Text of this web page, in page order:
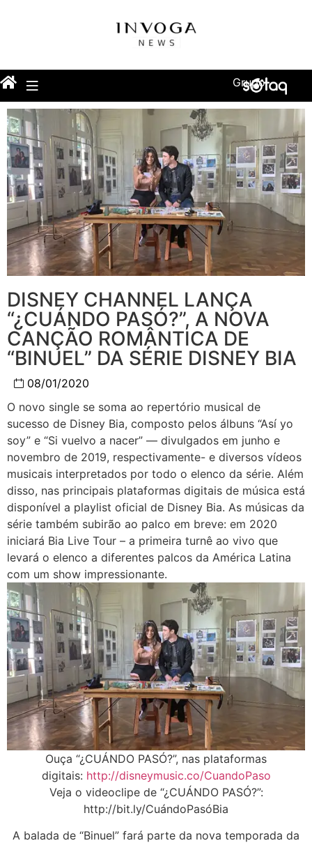
Grupo
DISNEY CHANNEL LANÇA
“¿CUÁNDO PASÓ?”, A NOVA
CANÇÃO ROMÂNTICA DE
“BINUEL” DA SÉRIE DISNEY BIA
08/01/2020
O novo single se soma ao repertório musical de
sucesso de Disney Bia, composto pelos álbuns “Así yo
soy” e “Si vuelvo a nacer” — divulgados em junho e
novembro de 2019, respectivamente- e diversos vídeos
musicais interpretados por todo o elenco da série. Além
disso, nas principais plataformas digitais de música está
disponível a playlist oficial de Disney Bia. As músicas da
série também subirão ao palco em breve: em 2020
iniciará Bia Live Tour – a primeira turnê ao vivo que
levará o elenco a diferentes palcos da América Latina
com um show impressionante.
Ouça “¿CUÁNDO PASÓ?”, nas plataformas
digitais: http://disneymusic.co/CuandoPaso
Veja o videoclipe de “¿CUÁNDO PASÓ?”:
http://bit.ly/CuándoPasóBia
A balada de “Binuel” fará parte da nova temporada da